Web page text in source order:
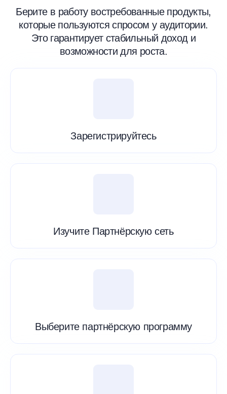
Берите в работу востребованные продукты,
которые пользуются спросом у аудитории.
Это гарантирует стабильный доход и
возможности для роста.
Зарегистрируйтесь
Изучите Партнёрскую сеть
Выберите партнёрскую программу